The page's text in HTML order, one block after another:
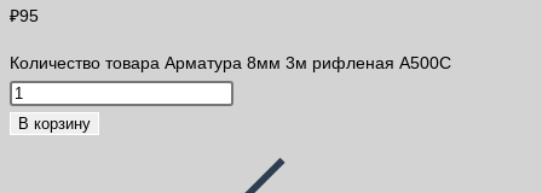
₽95
Количество товара Арматура 8мм 3м рифленая A500С
В корзину